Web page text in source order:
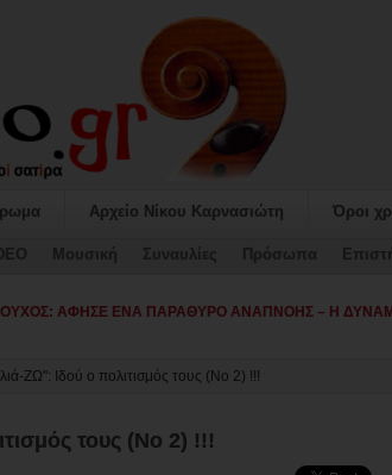
Αρχείο Νίκου Καρνασιώτη Όροι
Μουσική Συναυλίες Πρόσωπα
ΜΕΡΑ» καταψήφισε τον Προ_
ΖΩ": Ιδού ο πολιτισμός τους (Νο 2) !!!
τους (Νο 2) !!!